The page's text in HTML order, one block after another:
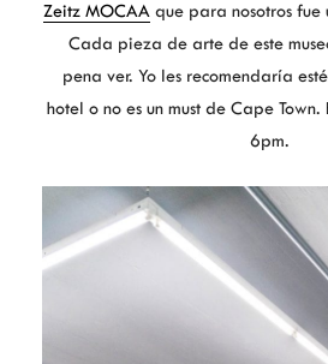
Zeitz MOCAA que para nosotros
Cada pieza de arte de este
pena ver. Yo les recomendaría
hotel o no es un must de Cape
6pm.